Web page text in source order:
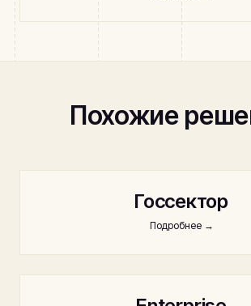
Похожие
Госсектор
Подробнее→